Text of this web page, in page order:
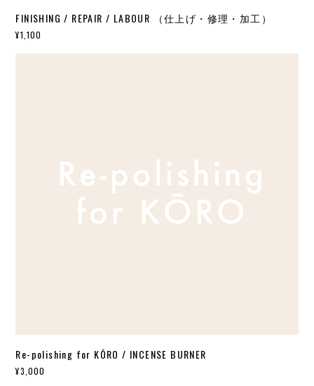
FINISHING / REPAIR / LABOUR （仕上げ・修理・加工）
¥1,100
Re-polishing for KŌRO / INCENSE BURNER
¥3,000